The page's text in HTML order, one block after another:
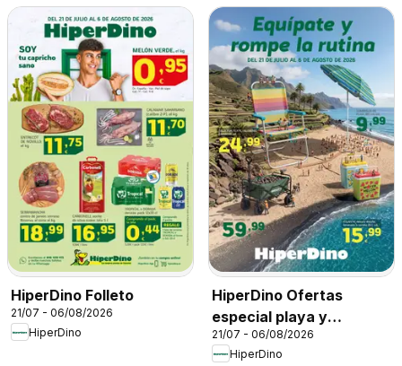
HiperDino Folleto
21/07 - 06/08/2026
HiperDino
HiperDino Ofertas
especial playa y
camping
21/07 - 06/08/2026
HiperDino